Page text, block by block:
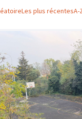
Les plus récentesA-